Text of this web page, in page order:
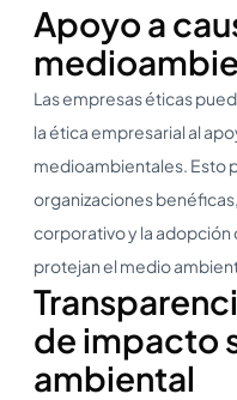
Apoyo a
Las empresas éticas
la ética empresarial al
medioambientales. Esto
organizaciones
corporativo y la adopción
protejan el medio
de impacto
ambiental